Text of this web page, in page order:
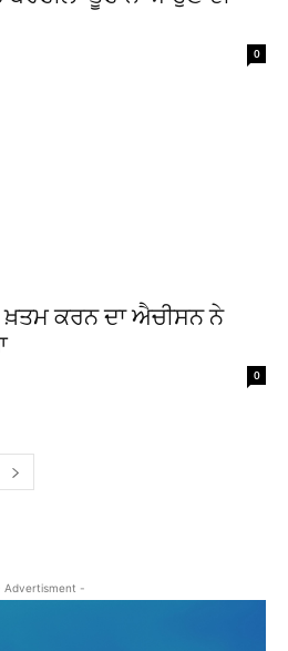
0
ਖ਼ਤਮ ਕਰਨ ਦਾ ਐਚੀਸਨ ਨੇ
0
Advertisment -